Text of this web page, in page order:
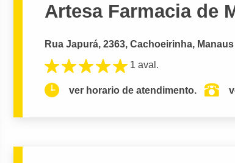
Artesa Farmacia de
Rua Japurá, 2363, Cachoeirinha, Manaus
1 aval.
ver horario de atendimento.